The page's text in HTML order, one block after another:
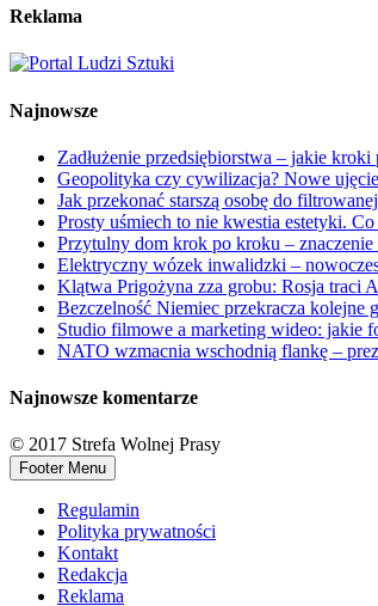
Reklama
Najnowsze
Zadłużenie przedsiębiorstwa – jakie
Geopolityka czy cywilizacja? Nowe
Jak przekonać starszą osobę do
Prosty uśmiech to nie kwestia estetyki.
Przytulny dom krok po kroku –
Elektryczny wózek inwalidzki –
Klątwa Prigożyna zza grobu: Rosja traci
Bezczelność Niemiec przekracza kolejne
Studio filmowe a marketing wideo: jakie
NATO wzmacnia wschodnią flankę –
Najnowsze komentarze
© 2017 Strefa Wolnej Prasy
Footer Menu
Regulamin
Polityka prywatności
Kontakt
Redakcja
Reklama